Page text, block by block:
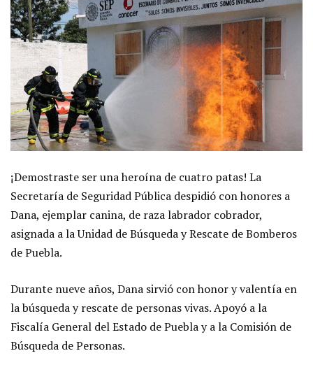
¡Demostraste ser una heroína de cuatro patas! La
Secretaría de Seguridad Pública despidió con honores a
Dana, ejemplar canina, de raza labrador cobrador,
asignada a la Unidad de Búsqueda y Rescate de Bomberos
de Puebla.
Durante nueve años, Dana sirvió con honor y valentía en
la búsqueda y rescate de personas vivas. Apoyó a la
Fiscalía General del Estado de Puebla y a la Comisión de
Búsqueda de Personas.